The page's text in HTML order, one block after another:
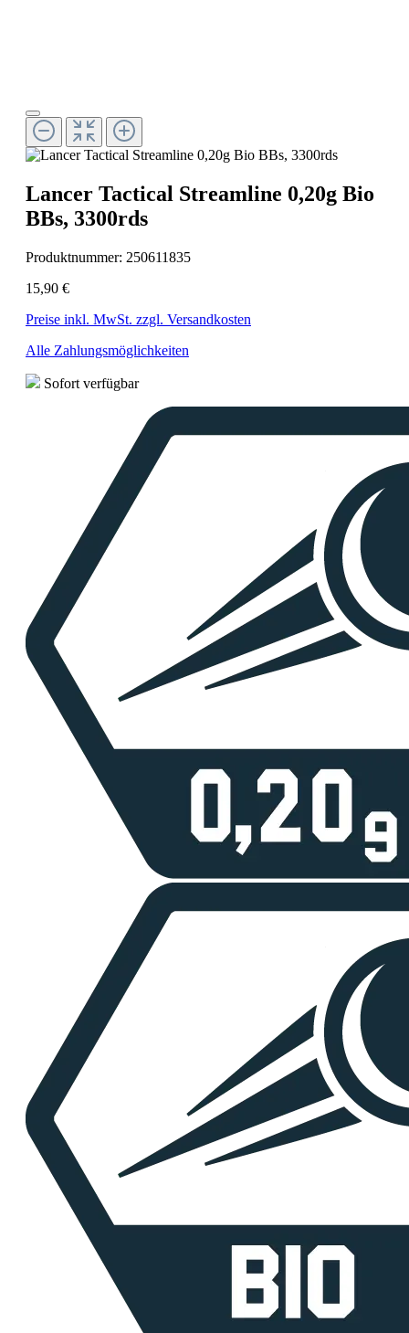
Lancer Tactical Streamline 0,20g Bio
BBs, 3300rds
Produktnummer: 250611835
15,90 €
Preise inkl. MwSt. zzgl. Versandkosten
Alle Zahlungsmöglichkeiten
Sofort verfügbar